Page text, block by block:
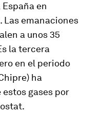
en
Las emanaciones
a unos 35
la tercera
en el periodo
ha
gases por